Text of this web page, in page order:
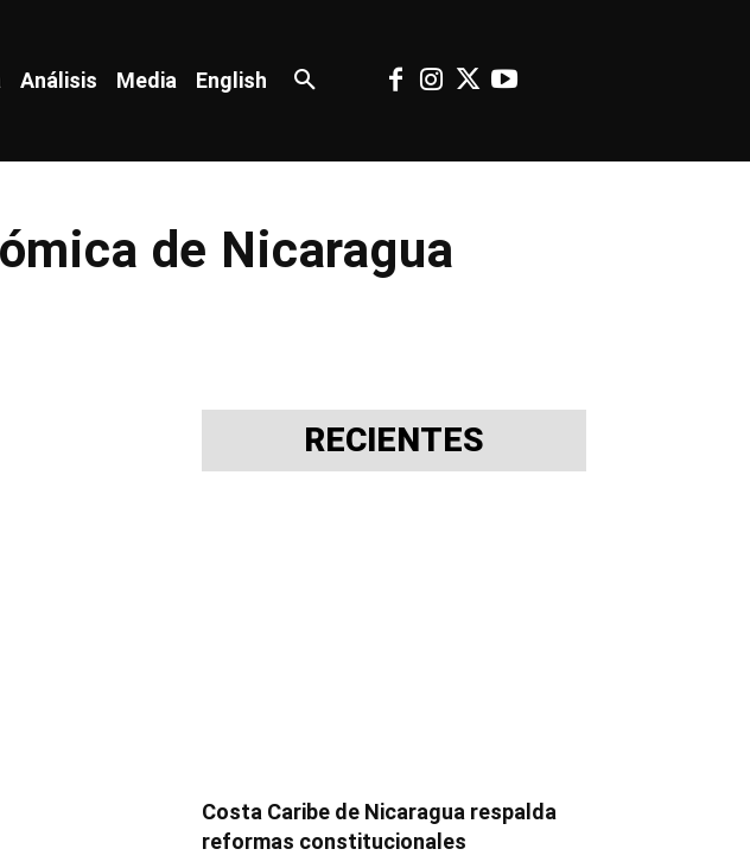
Análisis Media English
de Nicaragua
RECIENTES
Costa Caribe de Nicaragua respalda
reformas constitucionales